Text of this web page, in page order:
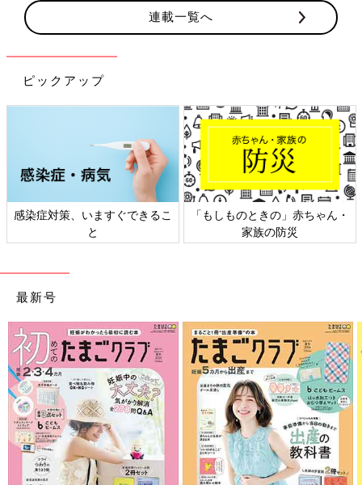
息子は階段や坂道など、歩くのがちょっと怖いな〜というところ
や、私を冷蔵庫へ誘導するときには、自ら手を繋ごうとしてくれ
ます。思いの外したたかな1歳 児…っ。
それから、嫌がられつつも散歩のたびに手を繋ぐことを試みてい
たら、だんだん繋いでくれるようになりました。
ひそかな憧れだった、子どもと手を繋ぎながらのお散歩。
連載一覧へ
ピックアップ
感染症対策、いますぐできるこ
と
「もしものときの」赤ちゃん・
家族の防災
最新号